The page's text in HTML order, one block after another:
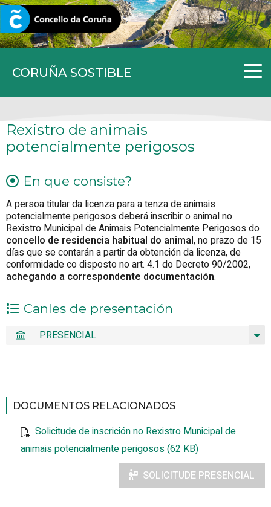
CORUÑA SOSTIBLE
CORUNA.GAL
Rexistro de animais
potencialmente perigosos
En que consiste?
A persoa titular da licenza para a tenza de animais
potencialmente perigosos deberá inscribir o animal no
Rexistro Municipal de Animais Potencialmente Perigosos do
concello de residencia habitual do animal, no prazo de 15
días que se contarán a partir da obtención da licenza, de
conformidade co disposto no art. 4.1 do Decreto 90/2002,
achegando a correspondente documentación.
Canles de presentación
PRESENCIAL
DOCUMENTOS RELACIONADOS
Solicitude de inscrición no Rexistro Municipal de
animais potencialmente perigosos (62 KB)
SOLICITUDE PRESENCIAL